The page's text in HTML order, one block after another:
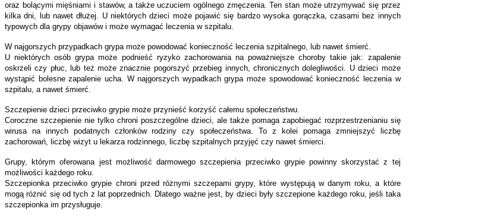
oraz bolącymi mięśniami i stawów, a także uczuciem ogólnego zmęczenia. Ten stan może utrzymywać się przez
kilka dni, lub nawet dłużej. U niektórych dzieci może pojawić się bardzo wysoka gorączka, czasami bez innych
typowych dla grypy objawów i może wymagać leczenia w szpitalu.
W najgorszych przypadkach grypa może powodować konieczność leczenia szpitalnego, lub nawet śmierć.
U niektórych osób grypa może podnieść ryzyko zachorowania na poważniejsze choroby takie jak: zapalenie
oskrzeli czy płuc, lub też może znacznie pogorszyć przebieg innych, chronicznych dolegliwości. U dzieci może
wystąpić bolesne zapalenie ucha. W najgorszych wypadkach grypa może spowodować konieczność leczenia w
szpitalu, a nawet śmierć.
Szczepienie dzieci przeciwko grypie może przynieść korzyść całemu społeczeństwu.
Coroczne szczepienie nie tylko chroni poszczególne dzieci, ale także pomaga zapobiegać rozprzestrzenianiu się
wirusa na innych podatnych członków rodziny czy społeczeństwa. To z kolei pomaga zmniejszyć liczbę
zachorowań, liczbę wizyt u lekarza rodzinnego, liczbę szpitalnych przyjęć czy nawet śmierci.
Grupy, którym oferowana jest możliwość darmowego szczepienia przeciwko grypie powinny skorzystać z tej
możliwości każdego roku.
Szczepionka przeciwko grypie chroni przed różnymi szczepami grypy, które występują w danym roku, a które
mogą różnić się od tych z lat poprzednich. Dlatego ważne jest, by dzieci były szczepione każdego roku, jeśli taka
szczepionka im przysługuje.